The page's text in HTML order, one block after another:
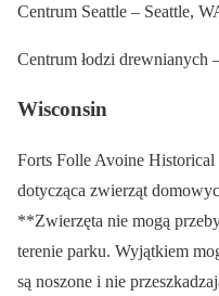
Centrum Seattle – Seattle,
Centrum łodzi drewnianych
Wisconsin
Forts Folle Avoine
dotycząca zwierząt
**Zwierzęta nie mogą
terenie parku. Wyjątkiem
są noszone i nie